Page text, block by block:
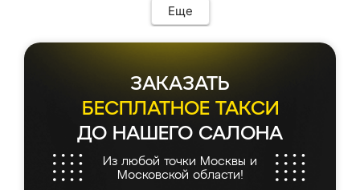
мебель сразу встала на свое место без
каких-либо доработок. Качеством осталась
довольна, все выглядит так, как и ожидала.
Еще
ЗАКАЗАТЬ
БЕСПЛАТНОЕ ТАКСИ
ДО НАШЕГО САЛОНА
Из любой точки Москвы и
Московской области!